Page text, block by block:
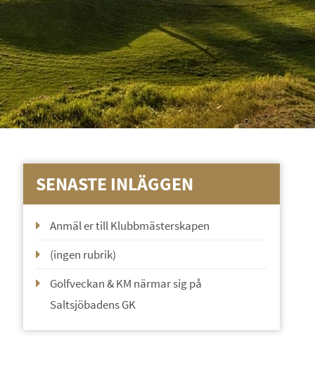
SENASTE INLÄGGEN
Anmäl er till Klubbmästerskapen
(ingen rubrik)
Golfveckan & KM närmar sig på
Saltsjöbadens GK